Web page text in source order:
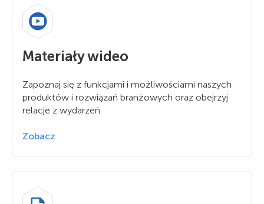
Materiały wideo
Zapoznaj się z funkcjami i możliwościami naszych
produktów i rozwiązań branżowych oraz obejrzyj
relacje z wydarzeń.
Zobacz